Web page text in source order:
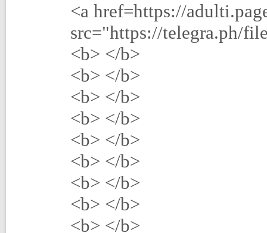
<a href=https://
src="https://telegra.ph/
<b> </b>
<b> </b>
<b> </b>
<b> </b>
<b> </b>
<b> </b>
<b> </b>
<b> </b>
<b> </b>